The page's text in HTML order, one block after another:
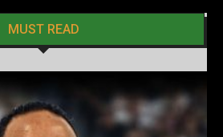
MUST READ